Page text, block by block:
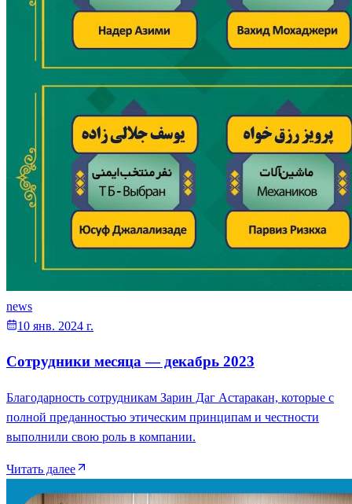
news
10 янв. 2024 г.
Сотрудники месяца — декабрь 2023
Благодарность сотрудникам Зарин Даг Астаракан, которые с
полной преданностью этическим принципам и честности
выполнили свою роль в компании.
Читать далее